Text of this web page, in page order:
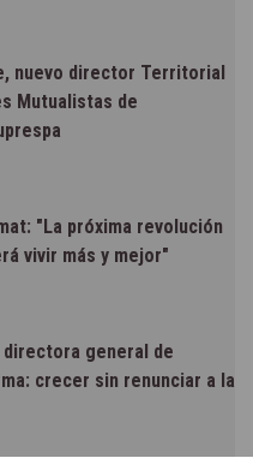
nuevo director Territorial
Mutualistas de
"La próxima revolución
vivir más y mejor"
directora general de
crecer sin renunciar a la